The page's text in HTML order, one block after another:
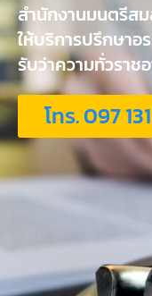
สำนักงานมนตรีส
ให้บริการปรึกษาอ
รับว่าความทั่วราช
โทร. 097